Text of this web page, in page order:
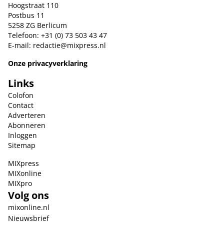
Hoogstraat 110
Postbus 11
5258 ZG Berlicum
Telefoon: +31 (0) 73 503 43 47
E-mail: redactie@mixpress.nl
Onze privacyverklaring
Links
Colofon
Contact
Adverteren
Abonneren
Inloggen
Sitemap
MIXpress
MIXonline
MIXpro
Volg ons
mixonline.nl
Nieuwsbrief